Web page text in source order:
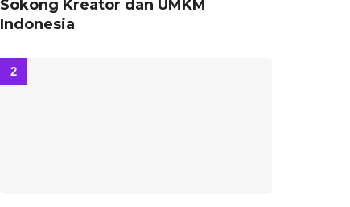
Sokong Kreator dan UMKM
Indonesia